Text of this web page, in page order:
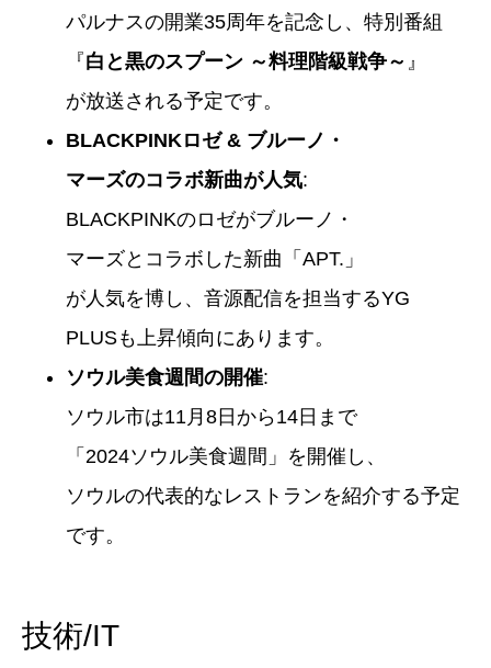
パルナスの開業35周年を記念し、特別番組
『白と黒のスプーン ～料理階級戦争～ 』
が放送される予定です。
BLACKPINKロゼ & ブルーノ・
マーズのコラボ新曲が人気:
BLACKPINKのロゼがブルーノ・
マーズとコラボした新曲「APT.」
が人気を博し、音源配信を担当するYG
PLUSも上昇傾向にあります。
ソウル美食週間の開催:
ソウル市は11月8日から14日まで
「2024ソウル美食週間」を開催し、
ソウルの代表的なレストランを紹介する予定
です。
技術/IT